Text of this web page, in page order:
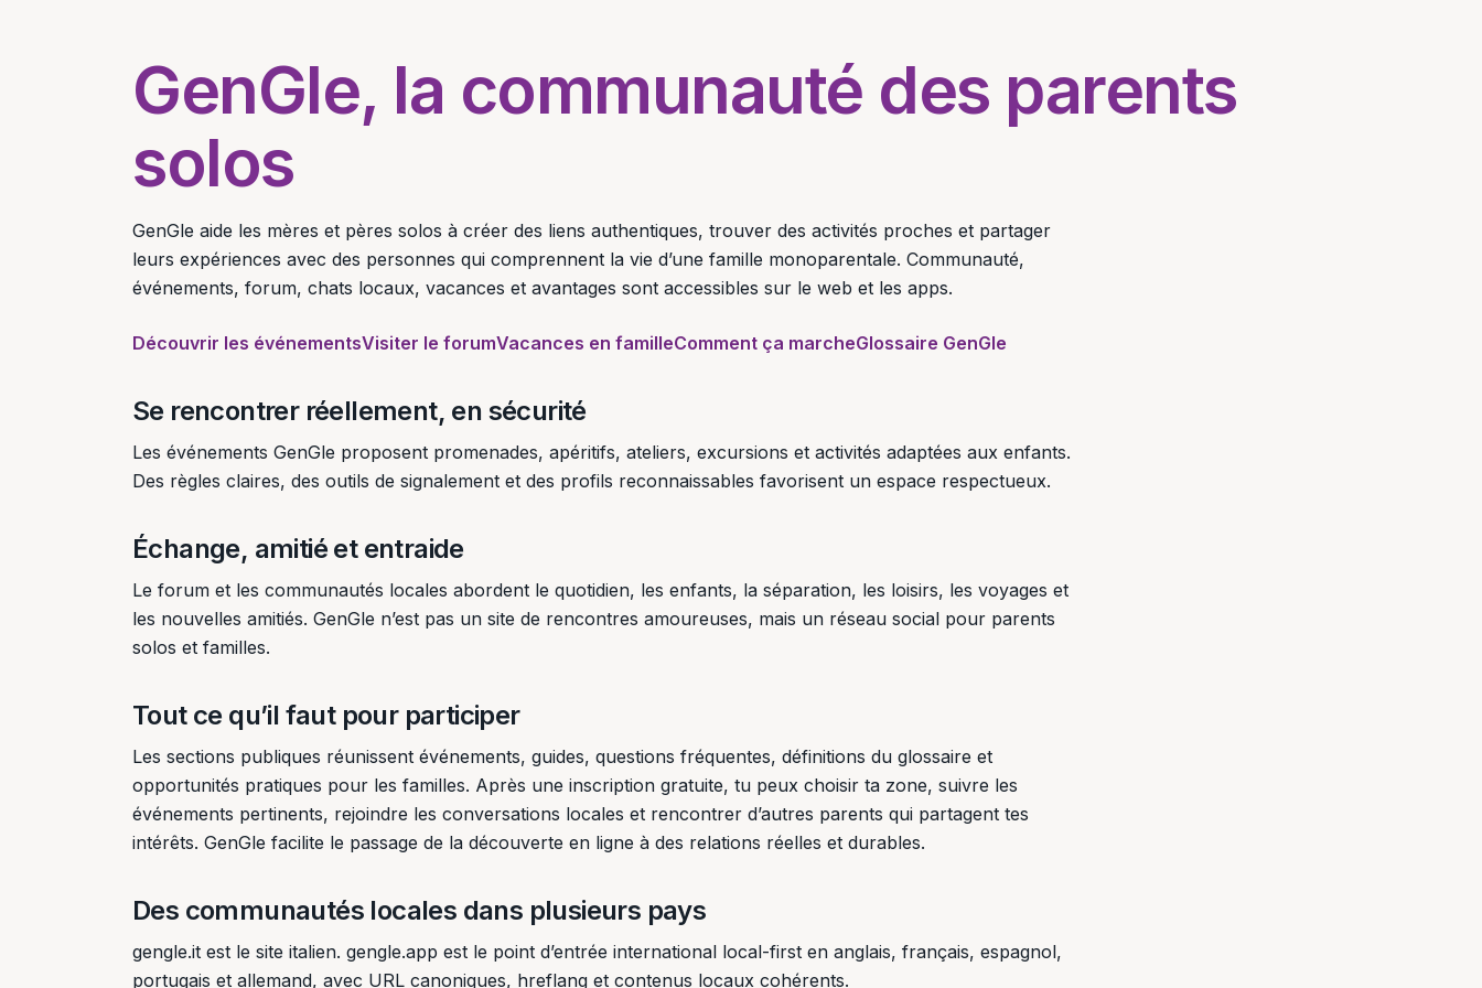
GenGle, la communauté des parents
solos
GenGle aide les mères et pères solos à créer des liens authentiques, trouver des activités proches et partager
leurs expériences avec des personnes qui comprennent la vie d’une famille monoparentale. Communauté,
événements, forum, chats locaux, vacances et avantages sont accessibles sur le web et les apps.
Découvrir les événementsVisiter le forumVacances en familleComment ça marcheGlossaire GenGle
Se rencontrer réellement, en sécurité
Les événements GenGle proposent promenades, apéritifs, ateliers, excursions et activités adaptées aux enfants.
Des règles claires, des outils de signalement et des profils reconnaissables favorisent un espace respectueux.
Échange, amitié et entraide
Le forum et les communautés locales abordent le quotidien, les enfants, la séparation, les loisirs, les voyages et
les nouvelles amitiés. GenGle n’est pas un site de rencontres amoureuses, mais un réseau social pour parents
solos et familles.
Tout ce qu’il faut pour participer
Les sections publiques réunissent événements, guides, questions fréquentes, définitions du glossaire et
opportunités pratiques pour les familles. Après une inscription gratuite, tu peux choisir ta zone, suivre les
événements pertinents, rejoindre les conversations locales et rencontrer d’autres parents qui partagent tes
intérêts. GenGle facilite le passage de la découverte en ligne à des relations réelles et durables.
Des communautés locales dans plusieurs pays
gengle.it est le site italien. gengle.app est le point d’entrée international local-first en anglais, français, espagnol,
portugais et allemand, avec URL canoniques, hreflang et contenus locaux cohérents.